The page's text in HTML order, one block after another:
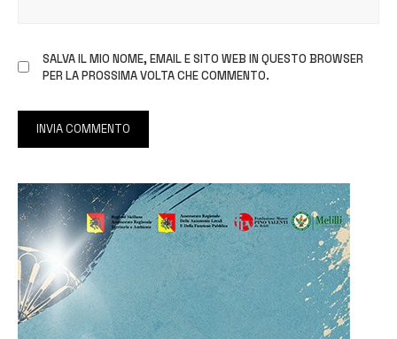
SALVA IL MIO NOME, EMAIL E SITO WEB IN QUESTO BROWSER
PER LA PROSSIMA VOLTA CHE COMMENTO.